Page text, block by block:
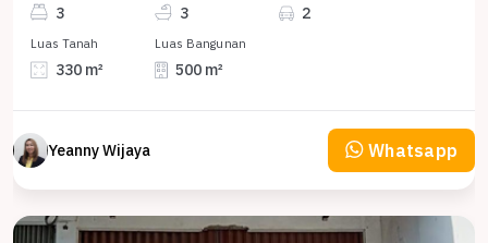
3 3 2
Luas Tanah
330 m²
Luas Bangunan
500 m²
Yeanny Wijaya Whatsapp